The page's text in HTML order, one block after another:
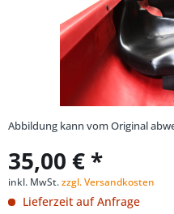
Abbildung kann vom Original
35,00 € *
inkl. MwSt.zzgl. Versandkosten
Lieferzeit auf Anfrage